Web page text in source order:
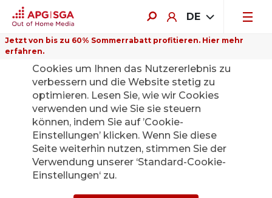
DE
Jetzt von bis zu 60% Sommerrabatt profitieren. Hier mehr
erfahren.
Zurück
Alexandra
Kronshagen
Auf dieser Website verwenden wir
Cookies um Ihnen das Nutzererlebnis zu
verbessern und die Website stetig zu
optimieren. Lesen Sie, wie wir Cookies
verwenden und wie Sie sie steuern
können, indem Sie auf ’Cookie-
Einstellungen’ klicken. Wenn Sie diese
Seite weiterhin nutzen, stimmen Sie der
Verwendung unserer ‘Standard-Cookie-
Einstellungen‘ zu.